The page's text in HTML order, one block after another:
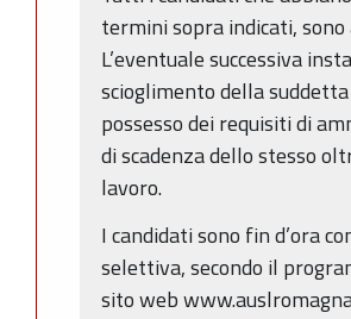
termini sopra indicati,
L’eventuale successiva
scioglimento della
possesso dei requisiti di
di scadenza dello stesso
lavoro.
I candidati sono fin d’ora
selettiva, secondo il
sito web